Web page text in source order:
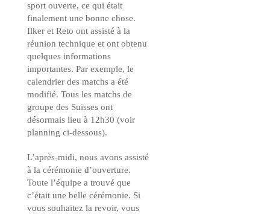
sport ouverte, ce qui était
finalement une bonne chose.
Ilker et Reto ont assisté à la
réunion technique et ont obtenu
quelques informations
importantes. Par exemple, le
calendrier des matchs a été
modifié. Tous les matchs de
groupe des Suisses ont
désormais lieu à 12h30 (voir
planning ci-dessous).
L’après-midi, nous avons assisté
à la cérémonie d’ouverture.
Toute l’équipe a trouvé que
c’était une belle cérémonie. Si
vous souhaitez la revoir, vous